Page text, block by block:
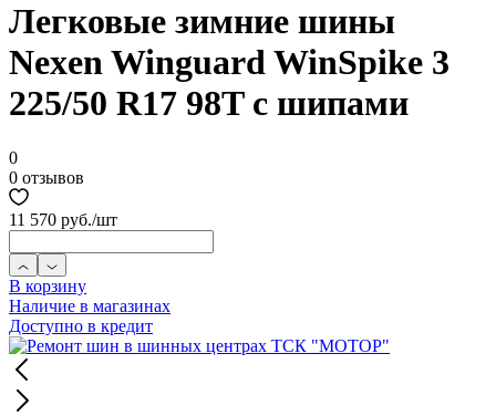
Легковые зимние шины
Nexen Winguard WinSpike 3
225/50 R17 98T с шипами
0
0 отзывов
11 570 руб./шт
В корзину
Наличие в магазинах
Доступно в кредит